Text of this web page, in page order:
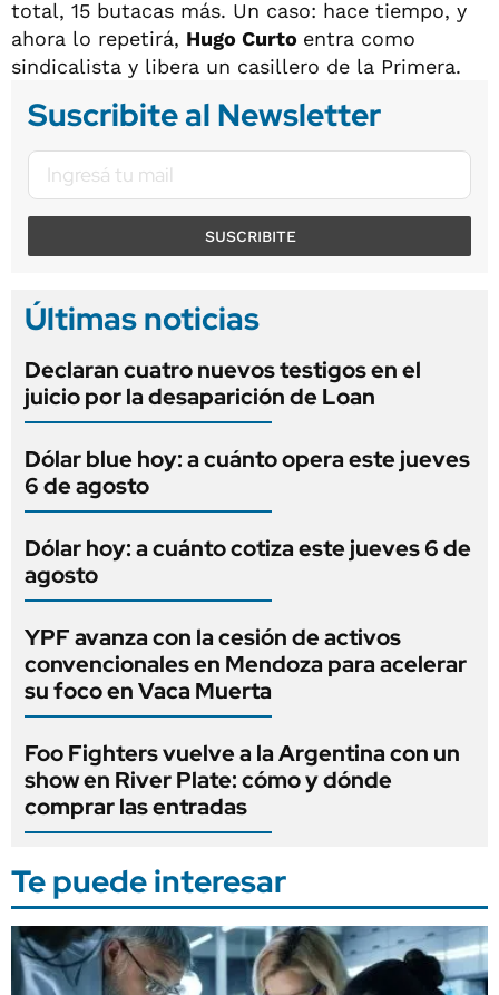
total, 15 butacas más. Un caso: hace tiempo, y
ahora lo repetirá, Hugo Curto entra como
sindicalista y libera un casillero de la Primera.
Suscribite al Newsletter
SUSCRIBITE
Últimas noticias
Declaran cuatro nuevos testigos en el
juicio por la desaparición de Loan
Dólar blue hoy: a cuánto opera este jueves
6 de agosto
Dólar hoy: a cuánto cotiza este jueves 6 de
agosto
YPF avanza con la cesión de activos
convencionales en Mendoza para acelerar
su foco en Vaca Muerta
Foo Fighters vuelve a la Argentina con un
show en River Plate: cómo y dónde
comprar las entradas
Te puede interesar